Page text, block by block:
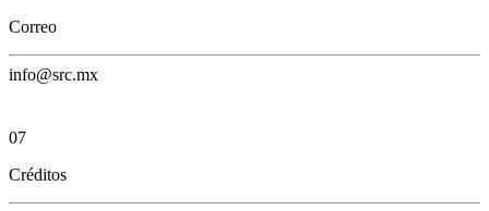
Correo
info@src.mx
07
Créditos